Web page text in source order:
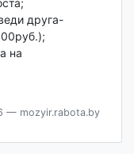
друга-
на
— mozyir.rabota.by